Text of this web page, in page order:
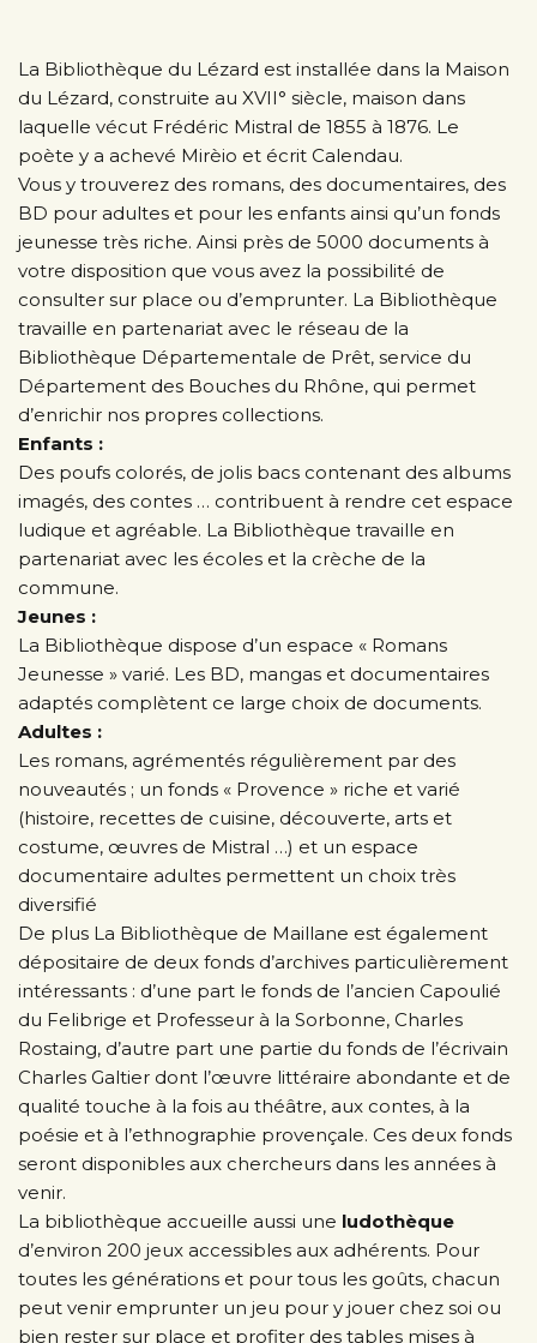
La Bibliothèque du Lézard est installée dans la Maison
du Lézard, construite au XVII° siècle, maison dans
laquelle vécut Frédéric Mistral de 1855 à 1876. Le
poète y a achevé Mirèio et écrit Calendau.
Vous y trouverez des romans, des documentaires, des
BD pour adultes et pour les enfants ainsi qu’un fonds
jeunesse très riche. Ainsi près de 5000 documents à
votre disposition que vous avez la possibilité de
consulter sur place ou d’emprunter. La Bibliothèque
travaille en partenariat avec le réseau de la
Bibliothèque Départementale de Prêt, service du
Département des Bouches du Rhône, qui permet
d’enrichir nos propres collections.
Enfants :
Des poufs colorés, de jolis bacs contenant des albums
imagés, des contes … contribuent à rendre cet espace
ludique et agréable. La Bibliothèque travaille en
partenariat avec les écoles et la crèche de la
commune.
Jeunes :
La Bibliothèque dispose d’un espace « Romans
Jeunesse » varié. Les BD, mangas et documentaires
adaptés complètent ce large choix de documents.
Adultes :
Les romans, agrémentés régulièrement par des
nouveautés ; un fonds « Provence » riche et varié
(histoire, recettes de cuisine, découverte, arts et
costume, œuvres de Mistral …) et un espace
documentaire adultes permettent un choix très
diversifié
De plus La Bibliothèque de Maillane est également
dépositaire de deux fonds d’archives particulièrement
intéressants : d’une part le fonds de l’ancien Capoulié
du Felibrige et Professeur à la Sorbonne, Charles
Rostaing, d’autre part une partie du fonds de l’écrivain
Charles Galtier dont l’œuvre littéraire abondante et de
qualité touche à la fois au théâtre, aux contes, à la
poésie et à l’ethnographie provençale. Ces deux fonds
seront disponibles aux chercheurs dans les années à
venir.
La bibliothèque accueille aussi une ludothèque
d’environ 200 jeux accessibles aux adhérents. Pour
toutes les générations et pour tous les goûts, chacun
peut venir emprunter un jeu pour y jouer chez soi ou
bien rester sur place et profiter des tables mises à